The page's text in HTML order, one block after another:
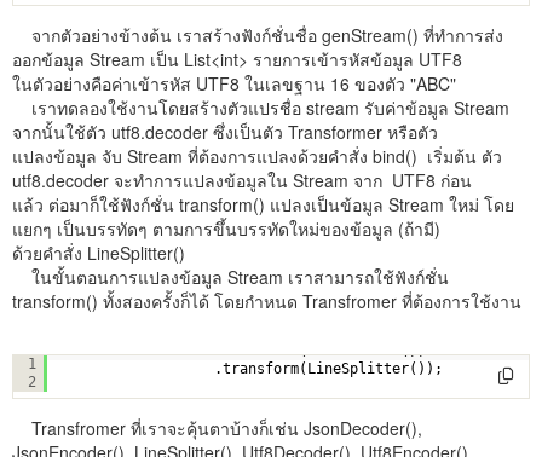
จากตัวอย่างข้างต้น เราสร้างฟังก์ชั่นชื่อ genStream() ที่ทำการส่ง
ออกข้อมูล Stream เป็น List<int> รายการเข้ารหัสข้อมูล UTF8
ในตัวอย่างคือค่าเข้ารหัส UTF8 ในเลขฐาน 16 ของตัว "ABC"
เราทดลองใช้งานโดยสร้างตัวแปรชื่อ stream รับค่าข้อมูล Stream
จากนั้นใช้ตัว utf8.decoder ซึ่งเป็นตัว Transformer หรือตัว
แปลงข้อมูล จับ Stream ที่ต้องการแปลงด้วยคำสั่ง bind() เริ่มต้น ตัว
utf8.decoder จะทำการแปลงข้อมูลใน Stream จาก UTF8 ก่อน
แล้ว ต่อมาก็ใช้ฟังก์ชั่น transform() แปลงเป็นข้อมูล Stream ใหม่ โดย
แยกๆ เป็นบรรทัดๆ ตามการขึ้นบรรทัดใหม่ของข้อมูล (ถ้ามี)
ด้วยคำสั่ง LineSplitter()
ในขั้นตอนการแปลงข้อมูล Stream เราสามารถใช้ฟังก์ชั่น
transform() ทั้งสองครั้งก็ได้ โดยกำหนด Transfromer ที่ต้องการใช้งาน
1
2
var lines = stream.transform(Utf8Decoder())
.transform(LineSplitter());
Transfromer ที่เราจะคุ้นตาบ้างก็เช่น JsonDecoder(),